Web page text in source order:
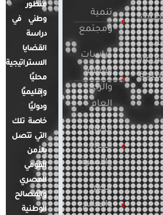
تنمية
ومجتمع
دراسات
الإعلام
والرأي
العام
قضايا
المرأة
والأسرة
مصر
والعالم
منظور
وطني في
دراسة
القضايا
الاستراتيجية
محليًا
وإقليميًا
ودوليًا
خاصة تلك
التي تتصل
بالأمن
القومي
المصري
والمصالح
الوطنية